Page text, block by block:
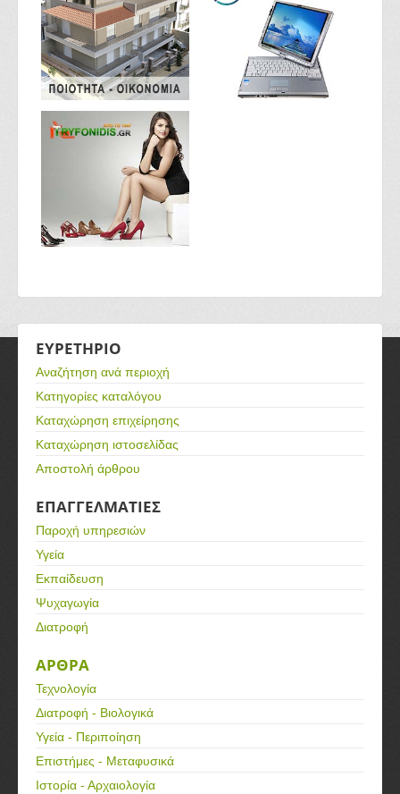
ΕΥΡΕΤΗΡΙΟ
Αναζήτηση ανά περιοχή
Κατηγορίες καταλόγου
Καταχώρηση επιχείρησης
Καταχώρηση ιστοσελίδας
Αποστολή άρθρου
ΕΠΑΓΓΕΛΜΑΤΙΕΣ
Παροχή υπηρεσιών
Υγεία
Εκπαίδευση
Ψυχαγωγία
Διατροφή
ΑΡΘΡΑ
Τεχνολογία
Διατροφή - Βιολογικά
Υγεία - Περιποίηση
Επιστήμες - Μεταφυσικά
Ιστορία - Αρχαιολογία